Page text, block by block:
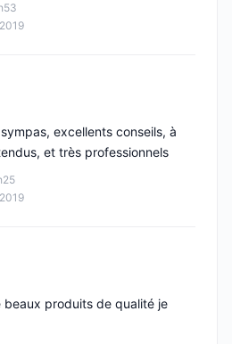
excellents conseils, à
et très professionnels
beaux produits de qualité je